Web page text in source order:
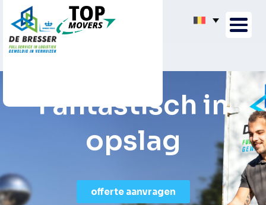
Fantastisch in
opslag
offerte aanvragen